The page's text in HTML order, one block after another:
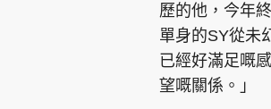
Oh!爸媽
歷的他，今年
單身的SY從未
已經好滿足嘅
望嘅關係。」